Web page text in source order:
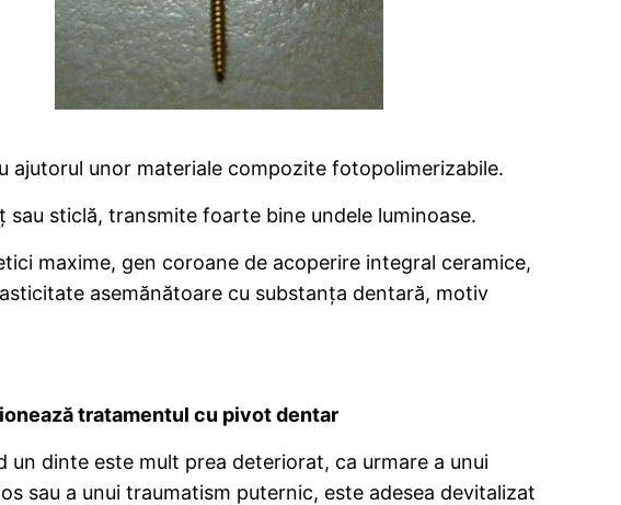
ajutorul unor materiale compozite fotopolimerizabile.
sticlă, transmite foarte bine undele luminoase.
maxime, gen coroane de acoperire integral ceramice,
asemănătoare cu substanța dentară, motiv
tratamentul cu pivot dentar
un dinte este mult prea deteriorat, ca urmare a unui
sau a unui traumatism puternic, este adesea devitalizat